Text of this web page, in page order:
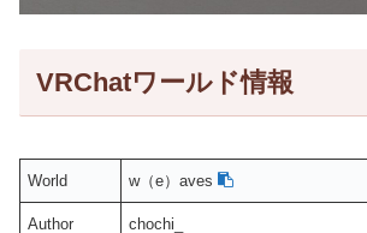
VRChatワールド情報
World w（e）aves
Author chochi_